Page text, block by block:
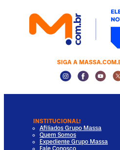
SIGA A
Instagram
INSTITUCIONAL!
Afiliados Grupo Massa
Quem Somos
Expediente Grupo Massa
Fale Conosco